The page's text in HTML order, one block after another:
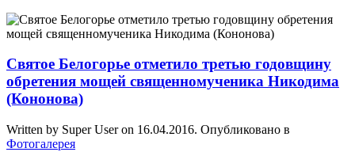
Святое Белогорье отметило третью годовщину
обретения мощей священномученика Никодима
(Кононова)
Written by Super User on 16.04.2016. Опубликовано в
Фотогалерея